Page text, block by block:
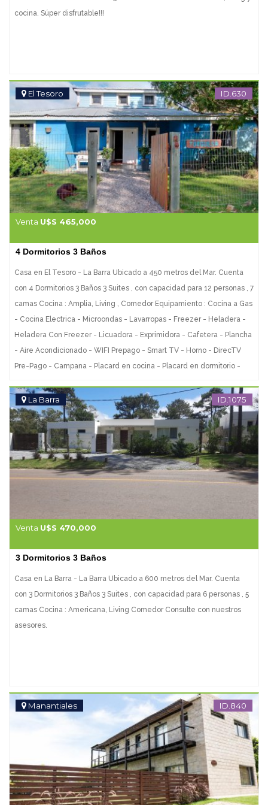
INSTALACION SANITARIA : abastecimiento de agua con cañería
cocina y lavadero/ Sistema cloacal conectado a la Red de
Saneamiento INSTALACION AIRE ACONDICIONADO: previsión de
cañerías en dormitorios y living para la instalación de equipos po Split.
PARRILLERO: Mesada de hormigón con terminación de Granito Gris
Co on y pileta simple de acero inoxidable.Paviemento exterior con
pedregullo suelto de 5cm colo gris -Superficie:40m2 Parrilla con
ladrillos refractarios- Quemador y parilla de hierro. . RIEGO:
computarizado por cada casa a traves de aspersores. Suministro por
bomba sumergible en pozo de agua profundidad de 20m
ESTACIONAMIENTO : estructura po pérgola conformada con palos
redondos con 6 apoyos y divisiones cada 1m. PRECIO DE VENTA
cocina. Súper disfrutable!!!
El Tesoro ID.630
Venta U$S 465,000
4 Dormitorios 3 Baños
Casa en El Tesoro - La Barra Ubicado a 450 metros del Mar. Cuenta
con 4 Dormitorios 3 Baños 3 Suites , con capacidad para 12 personas , 7
camas Cocina : Amplia, Living , Comedor Equipamiento : Cocina a Gas
- Cocina Electrica - Microondas - Lavarropas - Freezer - Heladera -
Heladera Con Freezer - Licuadora - Exprimidora - Cafetera - Plancha
- Aire Acondicionado - WIFI Prepago - Smart TV - Horno - DirecTV
Pre-Pago - Campana - Placard en cocina - Placard en dormitorio -
nuestros asesores.
La Barra ID.1075
Venta U$S 470,000
3 Dormitorios 3 Baños
Casa en La Barra - La Barra Ubicado a 600 metros del Mar. Cuenta
con 3 Dormitorios 3 Baños 3 Suites , con capacidad para 6 personas , 5
camas Cocina : Americana, Living Comedor Consulte con nuestros
asesores.
Manantiales ID.840